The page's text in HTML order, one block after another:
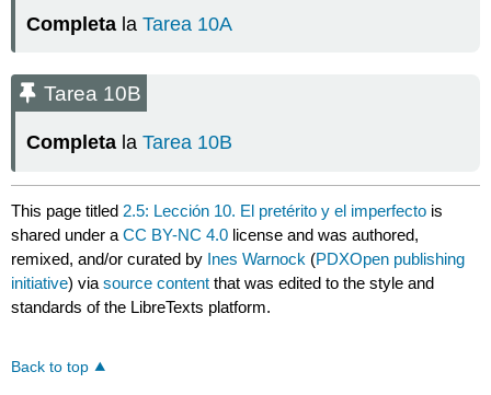
Completa laTarea 10A
Tarea 10B
Completa laTarea 10B
This page titled2.5: Lección 10. El pretérito y el imperfecto is
shared under aCC BY-NC 4.0 license and was authored,
remixed, and/or curated by Ines Warnock (PDXOpen publishing
initiative) viasource content that was edited to the style and
standards of the LibreTexts platform.
Back to top